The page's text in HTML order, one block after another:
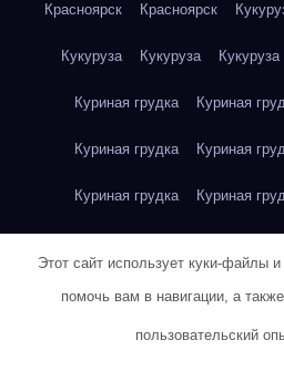
Красноярск Красноярск
Кукуруза Кукуруза Кукуруза
Куриная грудка Куриная
Куриная грудка Куриная
Куриная грудка Куриная
Куриное яйцо
Этот сайт использует куки-файлы
помочь вам в навигации, а
пользовательский